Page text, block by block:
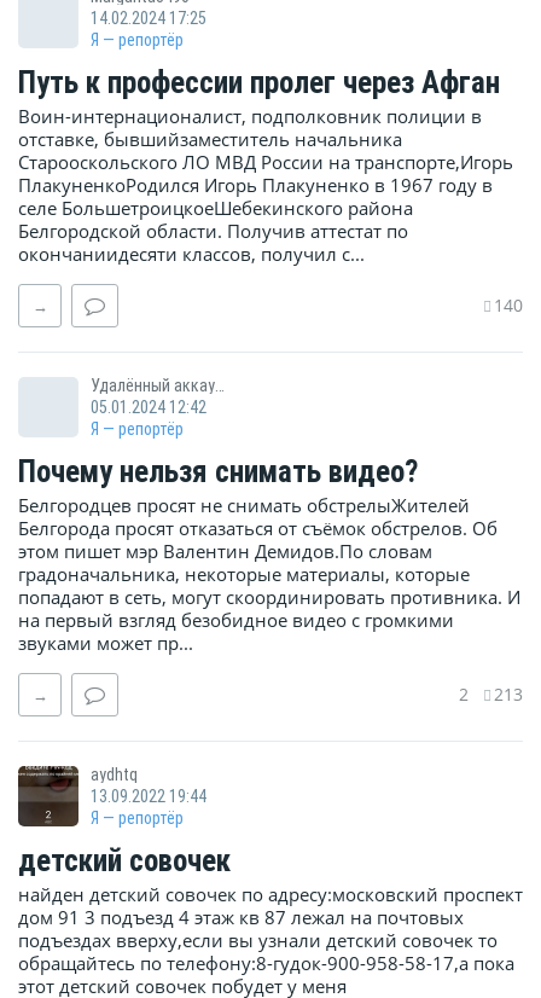
14.02.2024 17:25
Я — репортёр
Путь к профессии пролег через Афган
Воин-интернационалист, подполковник полиции в
отставке, бывшийзаместитель начальника
Старооскольского ЛО МВД России на транспорте,Игорь
ПлакуненкоРодился Игорь Плакуненко в 1967 году в
селе БольшетроицкоеШебекинского района
Белгородской области. Получив аттестат по
окончаниидесяти классов, получил с...
→ 140
Удалённый аккаунт
05.01.2024 12:42
Я — репортёр
Почему нельзя снимать видео?
Белгородцев просят не снимать обстрелыЖителей
Белгорода просят отказаться от съёмок обстрелов. Об
этом пишет мэр Валентин Демидов.По словам
градоначальника, некоторые материалы, которые
попадают в сеть, могут скоординировать противника. И
на первый взгляд безобидное видео с громкими
звуками может пр...
→ 2 213
aydhtq
13.09.2022 19:44
Я — репортёр
детский совочек
найден детский совочек по адресу:московский проспект
дом 91 3 подъезд 4 этаж кв 87 лежал на почтовых
подъездах вверху,если вы узнали детский совочек то
обращайтесь по телефону:8-гудок-900-958-58-17,а пока
этот детский совочек побудет у меня